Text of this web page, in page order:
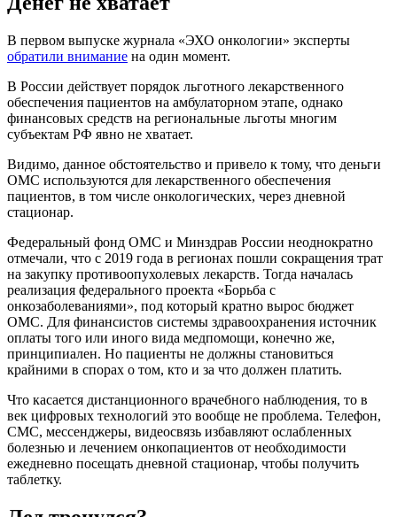
В первом выпуске журнала «ЭХО онкологии» эксперты
обратили внимание на один момент.
В России действует порядок льготного лекарственного
обеспечения пациентов на амбулаторном этапе, однако
финансовых средств на региональные льготы многим
субъектам РФ явно не хватает.
Видимо, данное обстоятельство и привело к тому, что деньги
ОМС используются для лекарственного обеспечения
пациентов, в том числе онкологических, через дневной
стационар.
Федеральный фонд ОМС и Минздрав России неоднократно
отмечали, что с 2019 года в регионах пошли сокращения трат
на закупку противоопухолевых лекарств. Тогда началась
реализация федерального проекта «Борьба с
онкозаболеваниями», под который кратно вырос бюджет
ОМС. Для финансистов системы здравоохранения источник
оплаты того или иного вида медпомощи, конечно же,
принципиален. Но пациенты не должны становиться
крайними в спорах о том, кто и за что должен платить.
Что касается дистанционного врачебного наблюдения, то в
век цифровых технологий это вообще не проблема. Телефон,
СМС, мессенджеры, видеосвязь избавляют ослабленных
болезнью и лечением онкопациентов от необходимости
ежедневно посещать дневной стационар, чтобы получить
таблетку.